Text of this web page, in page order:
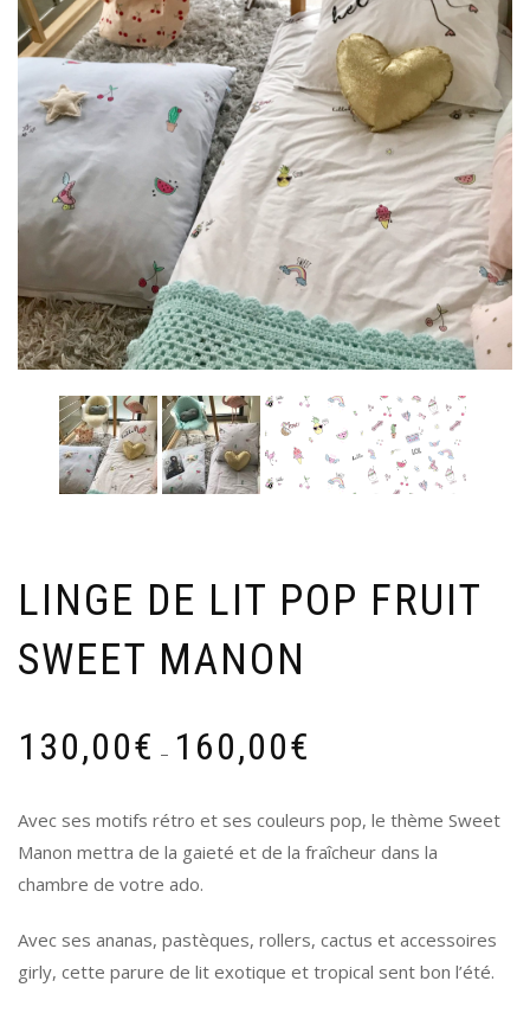
LINGE DE LIT POP FRUIT
SWEET MANON
130,00€ – 160,00€
Avec ses motifs rétro et ses couleurs pop, le thème Sweet
Manon mettra de la gaieté et de la fraîcheur dans la
chambre de votre ado.
Avec ses ananas, pastèques, rollers, cactus et accessoires
girly, cette parure de lit exotique et tropical sent bon l’été.